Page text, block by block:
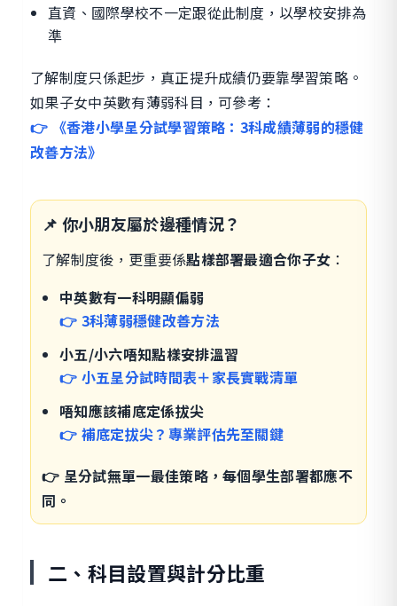
直資、國際學校不一定跟從此制度，以學校安排為
準
了解制度只係起步，真正提升成績仍要靠學習策略。
如果子女中英數有薄弱科目，可參考：
👉 《香港小學呈分試學習策略：3科成績薄弱的穩健
改善方法》
📌 你小朋友屬於邊種情況？
了解制度後，更重要係點樣部署最適合你子女 ：
中英數有一科明顯偏弱
👉 3科薄弱穩健改善方法
小五/小六唔知點樣安排溫習
👉 小五呈分試時間表＋家長實戰清單
唔知應該補底定係拔尖
👉 補底定拔尖？專業評估先至關鍵
👉 呈分試無單一最佳策略，每個學生部署都應不
同。
二、科目設置與計分比重